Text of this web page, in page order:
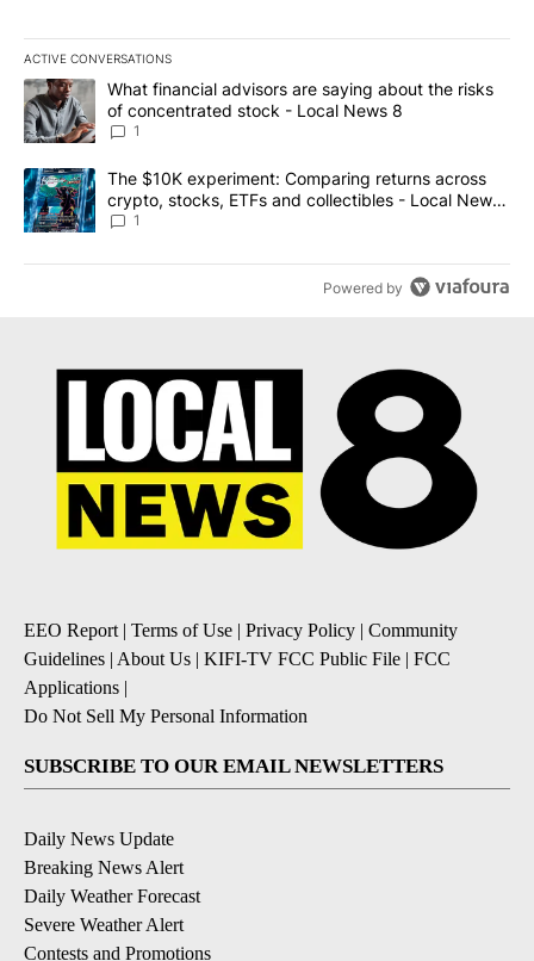
ACTIVE CONVERSATIONS
The following is a list of the most commented articles in the last
A trending article titled "What financial advisors are saying
What financial advisors are saying about the risks
of concentrated stock - Local News 8
1
A trending article titled "The $10K experiment: Comparing
The $10K experiment: Comparing returns across
crypto, stocks, ETFs and collectibles - Local News
8
1
Powered by
EEO Report | Terms of Use | Privacy Policy | Community
Guidelines | About Us | KIFI-TV FCC Public File | FCC
Applications |
Do Not Sell My Personal Information
SUBSCRIBE TO OUR EMAIL NEWSLETTERS
Daily News Update
Breaking News Alert
Daily Weather Forecast
Severe Weather Alert
Contests and Promotions